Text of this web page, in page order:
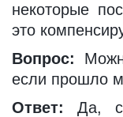
некоторые
это
Вопрос:
если прошло
Ответ: Да,